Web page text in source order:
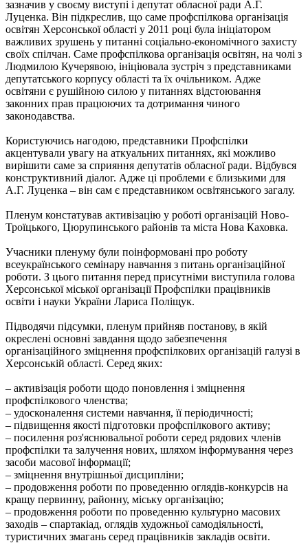
зазначив у своєму виступі і депутат обласної ради А.Г.
Луценка. Він підкреслив, що саме профспілкова організація
освітян Херсонської області у 2011 році була ініціатором
важливих зрушень у питанні соціально-економічного захисту
своїх спілчан. Саме профспілкова організація освітян, на чолі з
Людмилою Кучерявою, ініціювала зустріч з представниками
депутатського корпусу області та їх очільником. Адже
освітяни є рушійною силою у питаннях відстоювання
законних прав працюючих та дотримання чиного
законодавства.
Користуючись нагодою, представники Профспілки
акцентували увагу на аткуальних питаннях, які можливо
вирішити саме за сприяння депутатів обласної ради. Відбувся
конструктивний діалог. Адже ці проблеми є близькими для
А.Г. Луценка – він сам є представником освітянського загалу.
Пленум констатував активізацію у роботі організацій Ново-
Троїцького, Цюрупинського районів та міста Нова Каховка.
Учасники пленуму були поінформовані про роботу
всеукраїнського семінару навчання з питань організаційної
роботи. З цього питання перед присутніми виступила голова
Херсонської міської організації Профспілки працівників
освіти і науки України Лариса Поліщук.
Підводячи підсумки, пленум прийняв постанову, в якій
окреслені основні завдання щодо забезпечення
організаційного зміцнення профспілкових організацій галузі в
Херсонській області. Серед яких:
– активізація роботи щодо поновлення і зміцнення
профспілкового членства;
– удосконалення системи навчання, її періодичності;
– підвищення якості підготовки профспілкового активу;
– посилення роз'яснювальної роботи серед рядових членів
профспілки та залучення нових, шляхом інформування через
засоби масової інформації;
– зміцнення внутрішньої дисципліни;
– продовження роботи по проведенню оглядів-конкурсів на
кращу первинну, районну, міську організацію;
– продовження роботи по проведенню культурно масових
заходів – спартакіад, оглядів художньої самодіяльності,
туристичних змагань серед працівників закладів освіти.